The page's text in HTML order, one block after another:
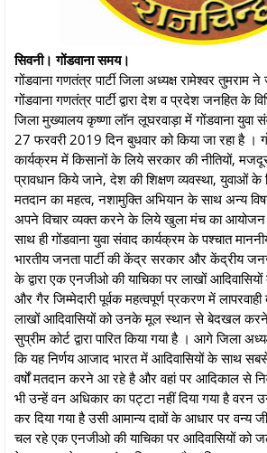
सिवनी। गोंडवाना समय।
गोंडवाना गणतंत्र पार्टी जिला अध्यक्ष रामेश्वर तुमराम ने
गोंडवाना गणतंत्र पार्टी द्वारा देश व प्रदेश जनहित के
जिला मुख्यालय कृष्णा लॉन लूघरवाड़ा में गोंडवाना युवा
27 फरवरी 2019 दिन बुधवार को किया जा रहा है ।
कार्यक्रम में किसानों के लिये सरकार की नीतियों,
प्रावधान किये जाने, देश की शिक्षण व्यवस्था, युवाओं
मतदान का महत्व, नशामुक्ति अभियान के साथ अन्य
अपने विचार व्यक्त करने के लिये खुला मंच का
साथ ही गोंडवाना युवा संवाद कार्यक्रम के पश्चात माननीय
भारतीय जनता पार्टी की केंद्र सरकार और केंद्रीय
के द्वारा एक एनजीओ की याचिका पर लाखों
और गैर जिम्मेदारी पूर्वक महत्वपूर्ण प्रकरण में
लाखों आदिवासियों को उनके मूल स्थान से बेदखल
सुप्रीम कोर्ट द्वारा पारित किया गया है । आगे जिला
कि यह निर्णय आजाद भारत में आदिवासियों के साथ
वर्षों मतदान करने आ रहे है और वहां पर आदिकाल से
भी उन्हें वन अधिकार का पट्टा नहीं दिया गया है
कर दिया गया है उसी आमान्य दावों के आधार पर वन्य
चल रहे एक एनजीओ की याचिका पर आदिवासियों